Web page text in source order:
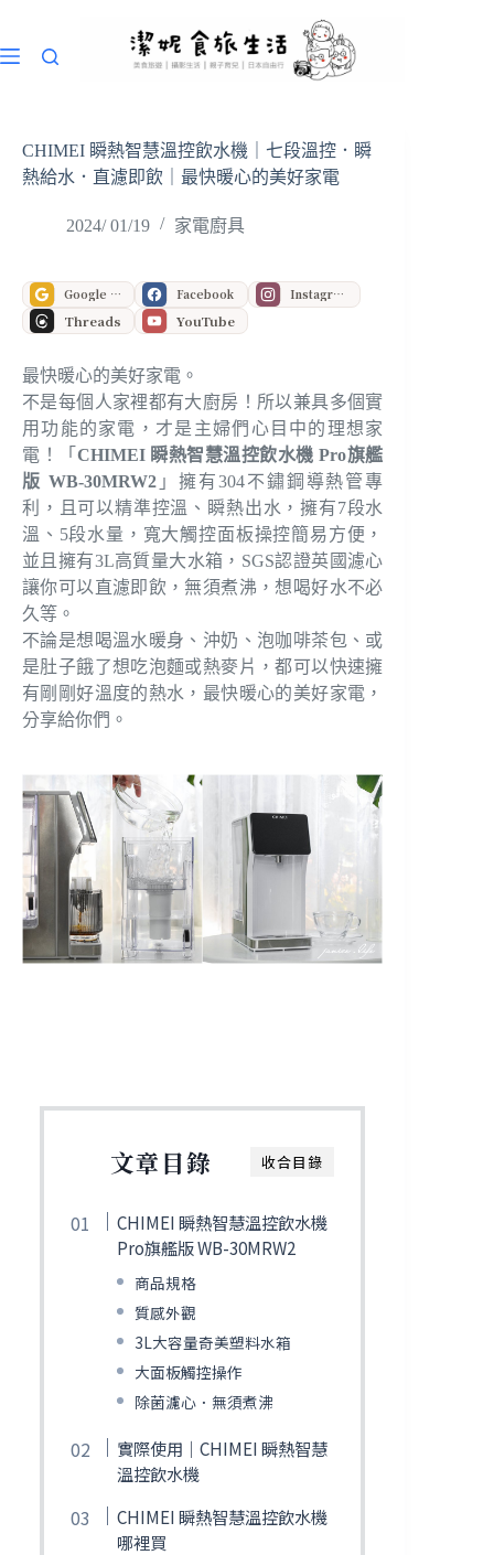
主
CHIMEI 瞬熱智慧溫控飲水機｜七段溫控．瞬
熱給水．直濾即飲｜最快暖心的美好家電
2024/ 01/19 家電廚具
Google 偏好來源 Facebook Instagram
Threads YouTube
最快暖心的美好家電。
不是每個人家裡都有大廚房！所以兼具多個實
用功能的家電，才是主婦們心目中的理想家
電！「 CHIMEI 瞬熱智慧溫控飲水機 Pro旗艦
版 WB-30MRW2」擁有304不鏽鋼導熱管專
利，且可以精準控溫、瞬熱出水，擁有7段水
溫、5段水量，寬大觸控面板操控簡易方便，
並且擁有3L高質量大水箱，SGS認證英國濾心
讓你可以直濾即飲，無須煮沸，想喝好水不必
久等。
不論是想喝溫水暖身、沖奶、泡咖啡茶包、或
是肚子餓了想吃泡麵或熱麥片，都可以快速擁
有剛剛好溫度的熱水，最快暖心的美好家電，
分享給你們。
收合目錄
文章目錄
CHIMEI 瞬熱智慧溫控飲水機
Pro旗艦版 WB-30MRW2
商品規格
質感外觀
3L大容量奇美塑料水箱
大面板觸控操作
除菌濾心．無須煮沸
實際使用｜CHIMEI 瞬熱智慧
溫控飲水機
CHIMEI 瞬熱智慧溫控飲水機
哪裡買